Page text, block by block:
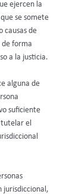
ejercen la
se somete
causas de
de forma
a la justicia.
alguna de
suficiente
el
jurisdiccional,